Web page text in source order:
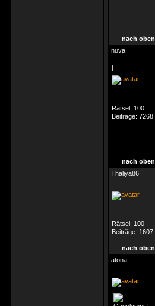
nach oben
nuva
|
Rätsel: 100
Beiträge: 7268
nach oben
Thaliya86
Rätsel: 100
Beiträge: 1607
nach oben
atona